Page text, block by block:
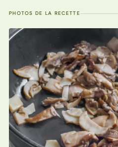
PHOTOS DE LA RECETTE